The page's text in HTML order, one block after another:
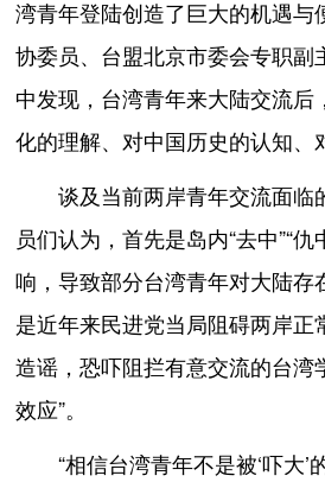
湾青年登陆创造了巨大的机遇与
协委员、台盟北京市委会专职副
中发现，台湾青年来大陆交流后
化的理解、对中国历史的认知、
谈及当前两岸青年交流面临
员们认为，首先是岛内“去中”“
响，导致部分台湾青年对大陆存
是近年来民进党当局阻碍两岸正
造谣，恐吓阻拦有意交流的台湾
效应”。
“相信台湾青年不是被‘吓大’